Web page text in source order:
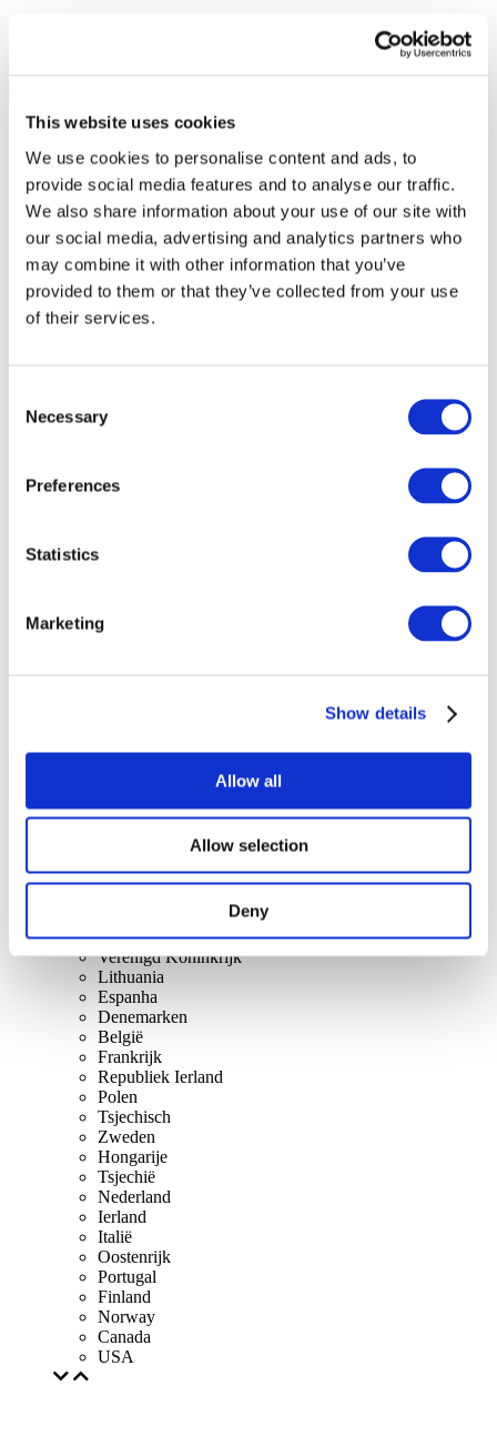
This website uses cookies
We use cookies to personalise content and ads, to
provide social media features and to analyse our traffic.
We also share information about your use of our site with
our social media, advertising and analytics partners who
may combine it with other information that you’ve
provided to them or that they’ve collected from your use
of their services.
Selection
Necessary
Preferences
Statistics
Marketing
Show details
Allow all
Allow selection
Deny
At vise
Per landen
Slowakije
Verenigd Koninkrijk
Lithuania
Espanha
Denemarken
België
Frankrijk
Republiek Ierland
Polen
Tsjechisch
Zweden
Hongarije
Tsjechië
Nederland
Ierland
Italië
Oostenrijk
Portugal
Finland
Norway
Canada
USA